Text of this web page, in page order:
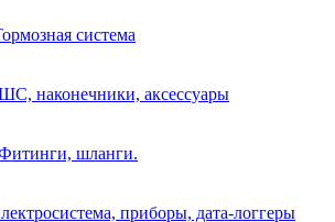
система
наконечники, аксессуары
шланги.
приборы, дата-логгеры